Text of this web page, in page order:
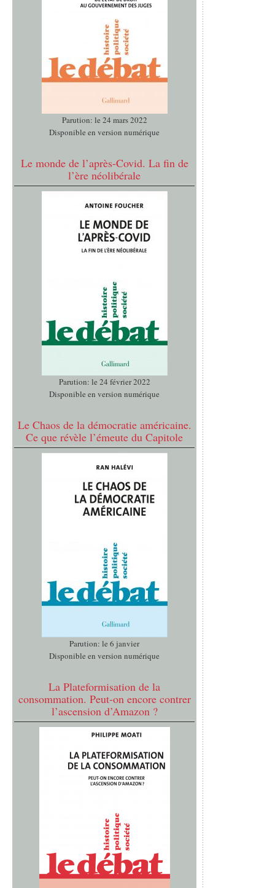
Parution: le 24 mars 2022
Disponible en version numérique
Le monde de l’après-Covid. La fin de
l’ère néolibérale
Parution: le 24 février 2022
Disponible en version numérique
Le Chaos de la démocratie américaine.
Ce que révèle l’émeute du Capitole
Parution: le 6 janvier
Disponible en version numérique
La Plateformisation de la
consommation. Peut-on encore contrer
l’ascension d’Amazon ?